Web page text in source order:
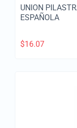
UNION
ESPAÑOLA
$16.07